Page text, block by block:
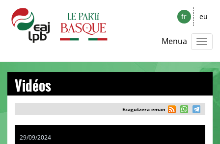
fr eu
Menua
Vidéos
Ezagutzera eman
29/09/2024